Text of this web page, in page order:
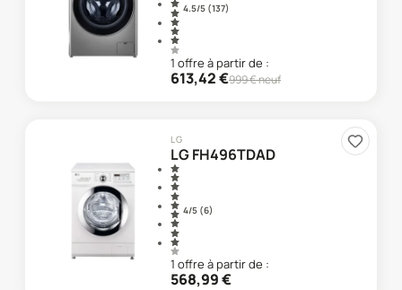
4.5/5 (137)
1 offre à partir de :
613,42€999€ neuf
LG
LG FH496TDAD
4/5 (6)
1 offre à partir de :
568,99€